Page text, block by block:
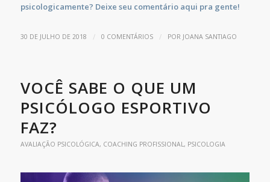
psicologicamente? Deixe seu comentário aqui pra gente!
30 DE JULHO DE 2018 / 0 COMENTÁRIOS / POR JOANA SANTIAGO
VOCÊ SABE O QUE UM
PSICÓLOGO ESPORTIVO
FAZ?
AVALIAÇÃO PSICOLÓGICA, COACHING PROFISSIONAL, PSICOLOGIA